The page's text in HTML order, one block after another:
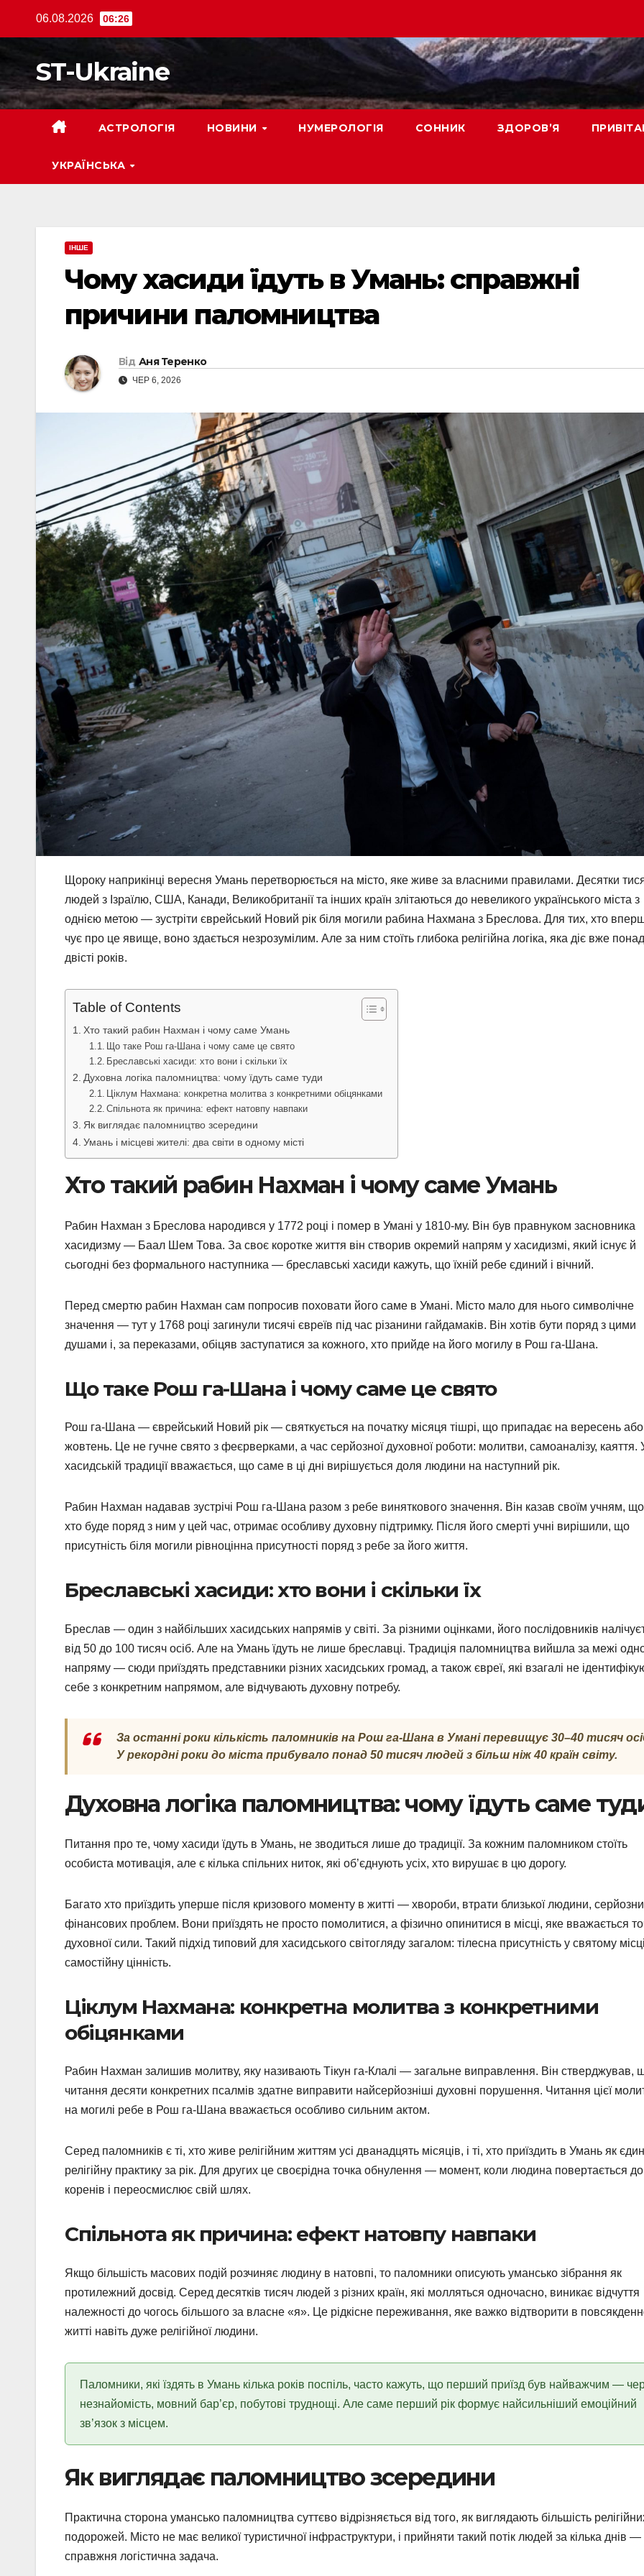
06.08.2026 06:26
ST-Ukraine
АСТРОЛОГІЯ НОВИНИ НУМЕРОЛОГІЯ СОННИК ЗДОРОВ’Я
УКРАЇНСЬКА
ІНШЕ
Чому хасиди їдуть в Умань: справжні
причини паломництва
Від Аня Теренко
ЧЕР 6, 2026
Щороку наприкінці вересня Умань перетворюється на місто, яке живе за власними правилами. Десятки
людей з Ізраїлю, США, Канади, Великобританії та інших країн злітаються до невеликого українського міста з
однією метою — зустріти єврейський Новий рік біля могили рабина Нахмана з Бреслова. Для тих, хто
чує про це явище, воно здається незрозумілим. Але за ним стоїть глибока релігійна логіка, яка діє вже понад
двісті років.
Table of Contents
Хто такий рабин Нахман і чому саме Умань
Що таке Рош га-Шана і чому саме це свято
Бреславські хасиди: хто вони і скільки їх
Духовна логіка паломництва: чому їдуть саме туди
Ціклум Нахмана: конкретна молитва з конкретними обіцянками
Спільнота як причина: ефект натовпу навпаки
Як виглядає паломництво зсередини
Умань і місцеві жителі: два світи в одному місті
Хто такий рабин Нахман і чому саме Умань
Рабин Нахман з Бреслова народився у 1772 році і помер в Умані у 1810-му. Він був правнуком засновника
хасидизму — Баал Шем Това. За своє коротке життя він створив окремий напрям у хасидизмі, який існує й
сьогодні без формального наступника — бреславські хасиди кажуть, що їхній ребе єдиний і вічний.
Перед смертю рабин Нахман сам попросив поховати його саме в Умані. Місто мало для нього символічне
значення — тут у 1768 році загинули тисячі євреїв під час різанини гайдамаків. Він хотів бути поряд з цими
душами і, за переказами, обіцяв заступатися за кожного, хто прийде на його могилу в Рош га-Шана.
Що таке Рош га-Шана і чому саме це свято
Рош га-Шана — єврейський Новий рік — святкується на початку місяця тішрі, що припадає на вересень або
жовтень. Це не гучне свято з феєрверками, а час серйозної духовної роботи: молитви, самоаналізу, каяття.
хасидській традиції вважається, що саме в ці дні вирішується доля людини на наступний рік.
Рабин Нахман надавав зустрічі Рош га-Шана разом з ребе виняткового значення. Він казав своїм учням,
хто буде поряд з ним у цей час, отримає особливу духовну підтримку. Після його смерті учні вирішили, що
присутність біля могили рівноцінна присутності поряд з ребе за його життя.
Бреславські хасиди: хто вони і скільки їх
Бреслав — один з найбільших хасидських напрямів у світі. За різними оцінками, його послідовників
від 50 до 100 тисяч осіб. Але на Умань їдуть не лише бреславці. Традиція паломництва вийшла за межі
напряму — сюди приїздять представники різних хасидських громад, а також євреї, які взагалі не
себе з конкретним напрямом, але відчувають духовну потребу.
За останні роки кількість паломників на Рош га-Шана в Умані перевищує 30–40 тисяч
У рекордні роки до міста прибувало понад 50 тисяч людей з більш ніж 40 країн світу.
Духовна логіка паломництва: чому їдуть саме
Питання про те, чому хасиди їдуть в Умань, не зводиться лише до традиції. За кожним паломником стоїть
особиста мотивація, але є кілька спільних ниток, які об’єднують усіх, хто вирушає в цю дорогу.
Багато хто приїздить уперше після кризового моменту в житті — хвороби, втрати близької людини,
фінансових проблем. Вони приїздять не просто помолитися, а фізично опинитися в місці, яке вважається
духовної сили. Такий підхід типовий для хасидського світогляду загалом: тілесна присутність у святому
самостійну цінність.
Ціклум Нахмана: конкретна молитва з конкретними
обіцянками
Рабин Нахман залишив молитву, яку називають Тікун га-Клалі — загальне виправлення. Він стверджував,
читання десяти конкретних псалмів здатне виправити найсерйозніші духовні порушення. Читання цієї
на могилі ребе в Рош га-Шана вважається особливо сильним актом.
Серед паломників є ті, хто живе релігійним життям усі дванадцять місяців, і ті, хто приїздить в Умань як
релігійну практику за рік. Для других це своєрідна точка обнулення — момент, коли людина повертається до
коренів і переосмислює свій шлях.
Спільнота як причина: ефект натовпу навпаки
Якщо більшість масових подій розчиняє людину в натовпі, то паломники описують умансько зібрання як
протилежний досвід. Серед десятків тисяч людей з різних країн, які молляться одночасно, виникає відчуття
належності до чогось більшого за власне «я». Це рідкісне переживання, яке важко відтворити в
житті навіть дуже релігійної людини.
Паломники, які їздять в Умань кілька років поспіль, часто кажуть, що перший приїзд був найважчим —
незнайомість, мовний бар’єр, побутові труднощі. Але саме перший рік формує найсильніший емоційний
зв’язок з місцем.
Як виглядає паломництво зсередини
Практична сторона умансько паломництва суттєво відрізняється від того, як виглядають більшість
подорожей. Місто не має великої туристичної інфраструктури, і прийняти такий потік людей за кілька днів —
справжня логістична задача.